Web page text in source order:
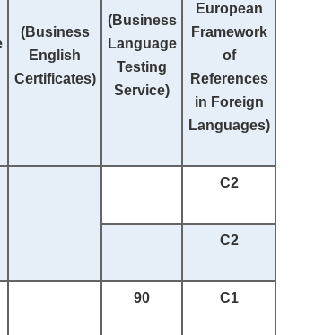
(Business
English
Certificates)
(Business
Language
Testing
Service)
European
Framework
of
References
in Foreign
Languages)
C2
C2
90 C1